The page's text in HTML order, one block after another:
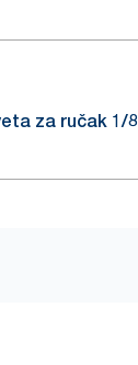
za ručak 1/8